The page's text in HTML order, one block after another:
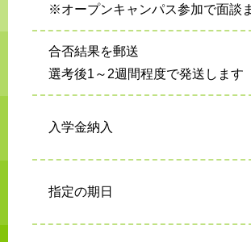
※オープンキャンパス参加で面談
合否結果を郵送
選考後1～2週間程度で発送します
入学金納入
指定の期日